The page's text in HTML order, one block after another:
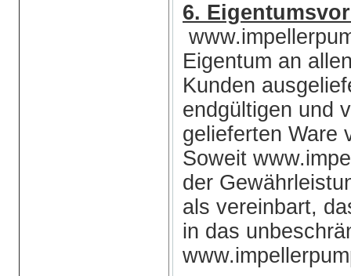
6.
Eigentum an
Kunden
endgültigen und
gelieferten Ware
Soweit
der
als vereinbart,
in das